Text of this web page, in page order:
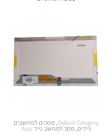
Default Category
,מסכים למחשבים
ניידים,מסך למחשב נייד Asus